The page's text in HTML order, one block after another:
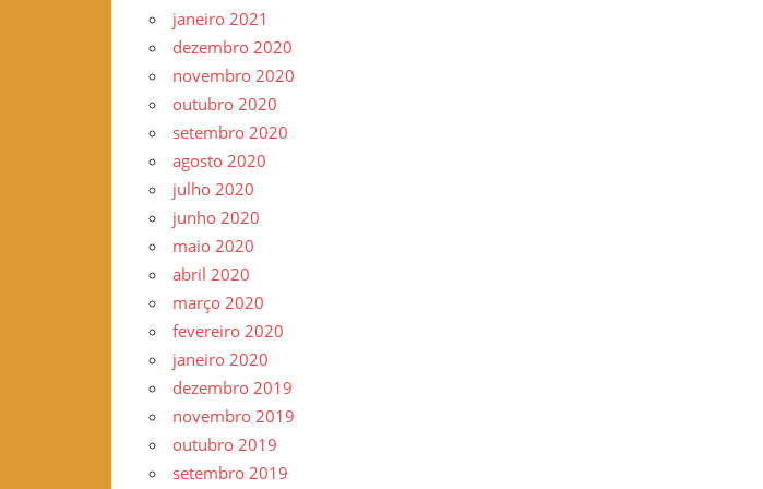
janeiro 2021
dezembro 2020
novembro 2020
outubro 2020
setembro 2020
agosto 2020
julho 2020
junho 2020
maio 2020
abril 2020
março 2020
fevereiro 2020
janeiro 2020
dezembro 2019
novembro 2019
outubro 2019
setembro 2019